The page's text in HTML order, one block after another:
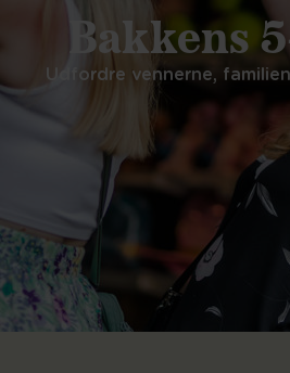
Bakkens
Udfordre vennerne,